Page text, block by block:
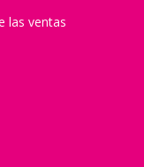
las ventas